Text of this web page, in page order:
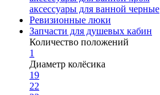
аксессуары для ванной черные
Ревизионные люки
Запчасти для душевых кабин
Количество положений
1
Диаметр колёсика
19
22